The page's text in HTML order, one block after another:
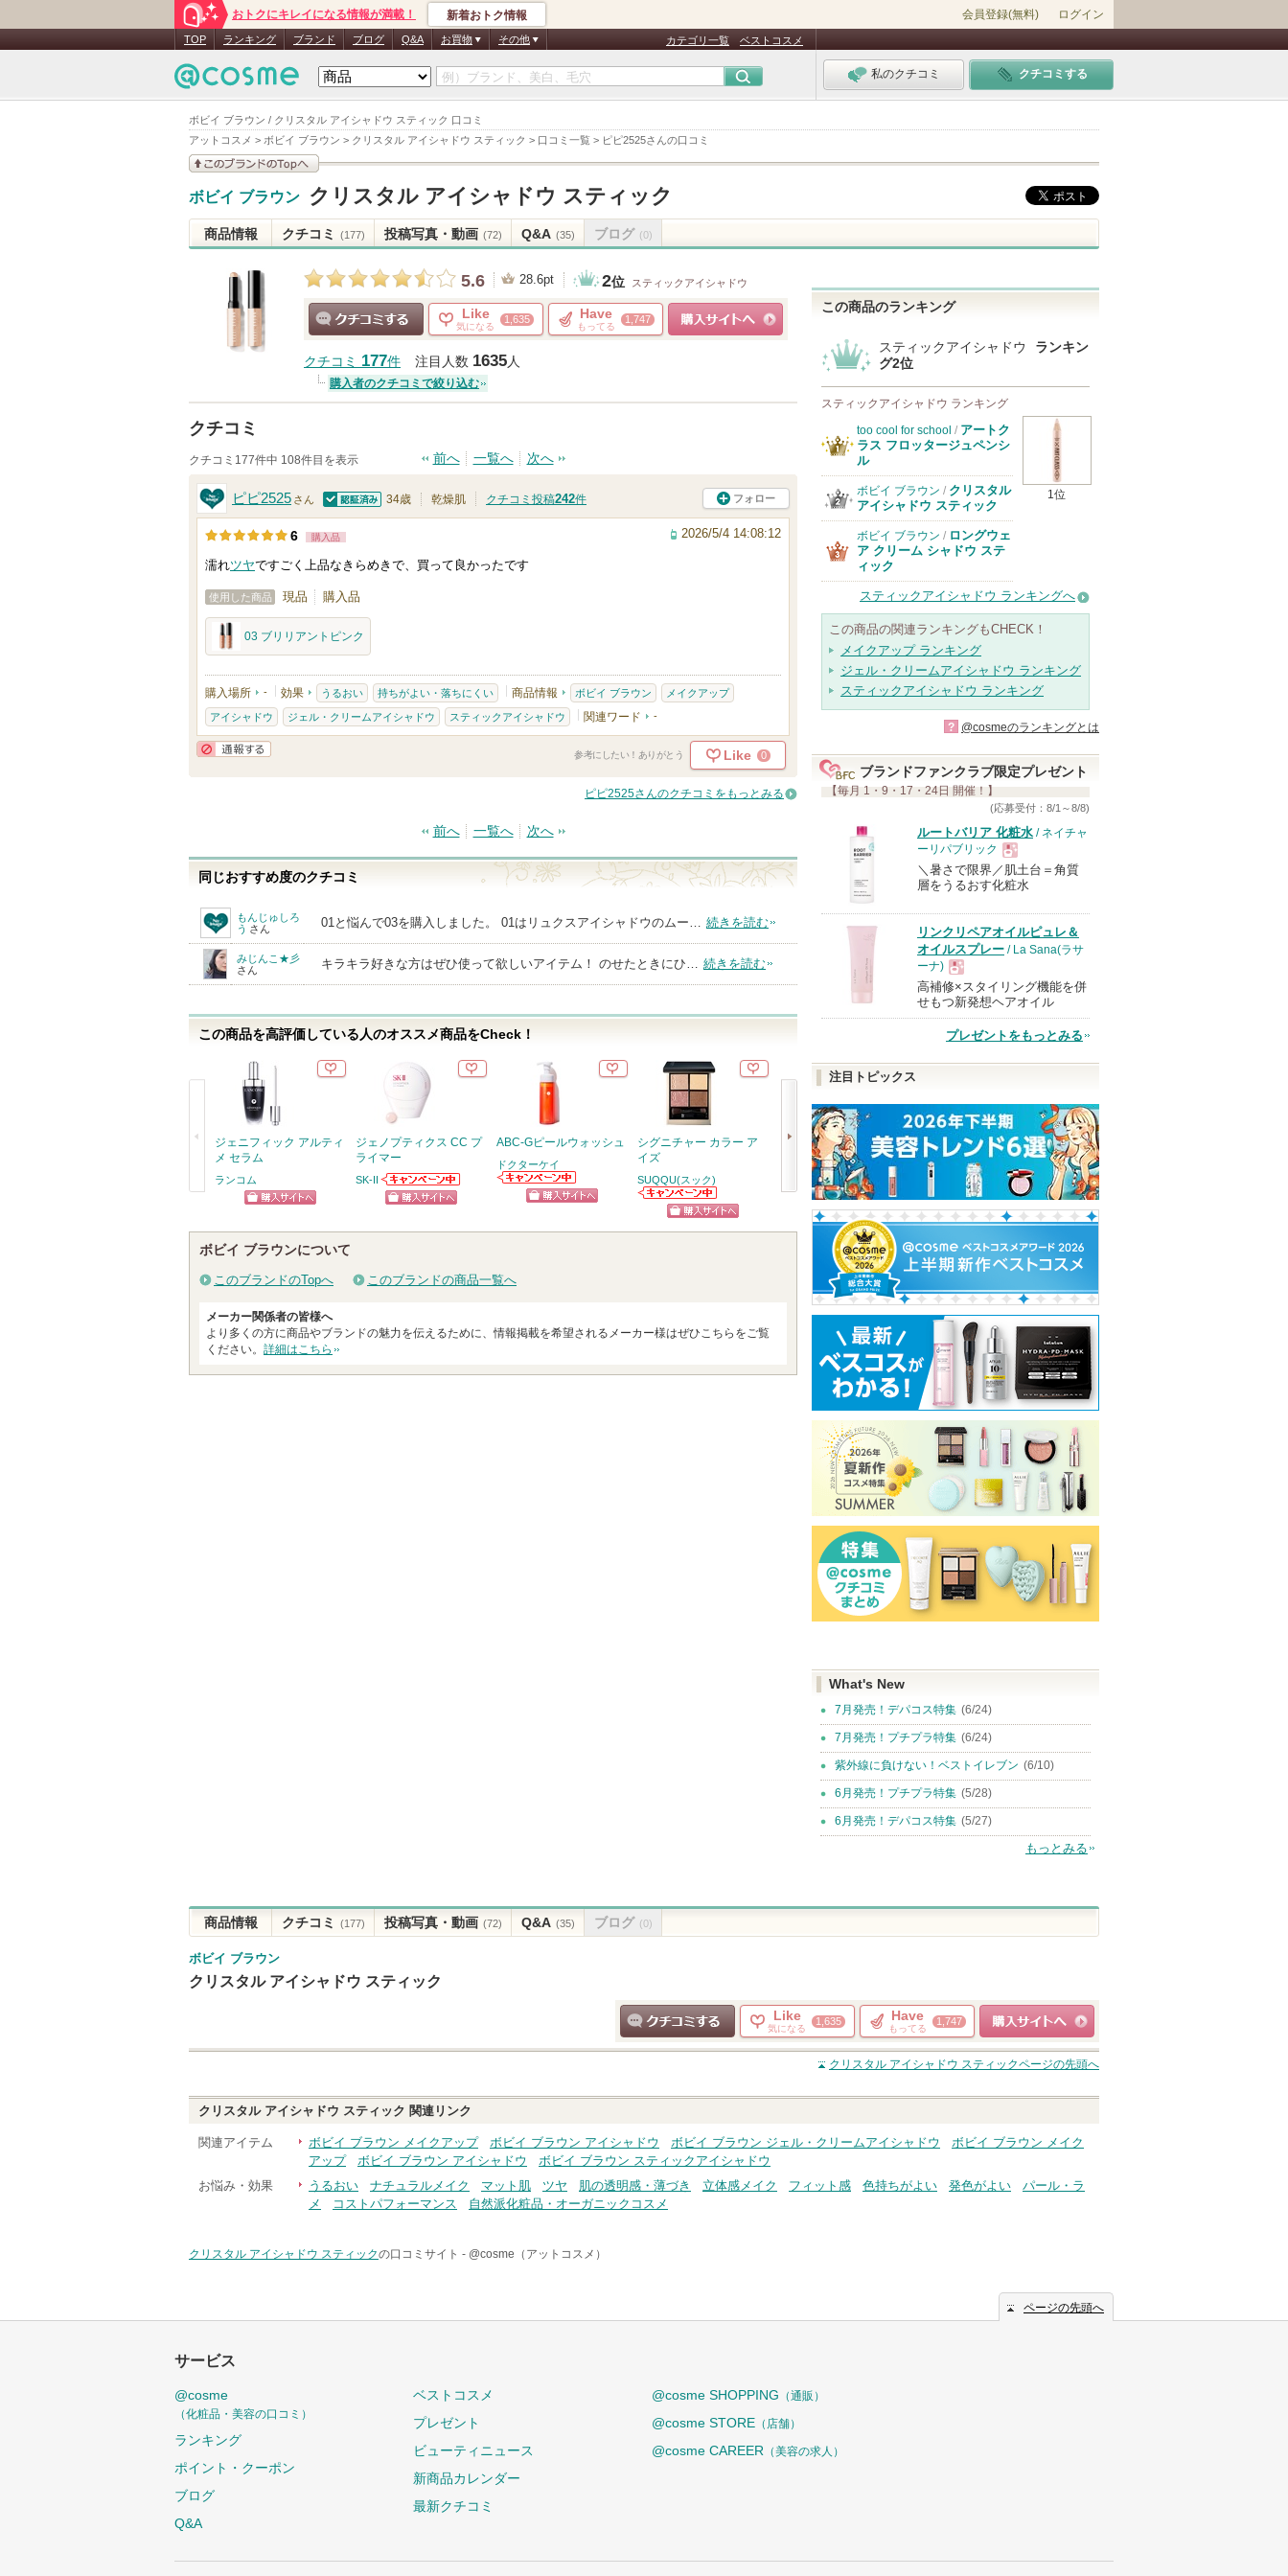
ボビイ ブラウン / クリスタル アイシャドウ スティック 口コミ
アットコスメ > ボビイ ブラウン > クリスタル アイシャドウ スティック > 口コミ一覧 > ピピ2525さんの口コミ
おトクにキレイになる情報が満載！ 新着おトク情報 会員登録(無料) ログイン
TOP ランキング ブランド ブログ Q&A お買物 その他 カテゴリ一覧 ベストコスメ
私のクチコミ クチコミする
ボビイ ブラウン クリスタル アイシャドウ スティック
商品情報 クチコミ (177) 投稿写真・動画 (72) Q&A (35) ブログ (0)
5.6 28.6pt 2位 スティックアイシャドウ
Like
気になる
1,635 Have
もってる
1,747
クチコミ 177件 注目人数 1635人
購入者のクチコミで絞り込む
クチコミ
クチコミ177件中 108件目を表示 前へ 一覧へ 次へ
ピピ2525 さん
認証済
34歳 乾燥肌 クチコミ投稿242件 フォロー
6 購入品 2026/5/4 14:08:12
濡れツヤですごく上品なきらめきで、買って良かったです
使用した商品 現品 購入品
03 ブリリアントピンク
購入場所 - 効果 うるおい 持ちがよい・落ちにくい 商品情報 ボビイ ブラウン メイクアップ
アイシャドウ ジェル・クリームアイシャドウ スティックアイシャドウ 関連ワード -
参考にしたい！ありがとう Like 0
ピピ2525さんのクチコミをもっとみる
前へ 一覧へ 次へ
同じおすすめ度のクチコミ
もんじゅしろ
う さん 01と悩んで03を購入しました。 01はリュクスアイシャドウのムー… 続きを読む
みじんこ★彡
さん
キラキラ好きな方はぜひ使って欲しいアイテム！ のせたときにひ… 続きを読む
この商品を高評価している人のオススメ商品をCheck！
る
へ
ジェニフィック アルティ
メ セラム
ランコム
グサイトへ
ジェノプティクス CC プ
ライマー
SK-II
SK-IIからのお知
らせがあります
ABC-Gピールウォッシュ
ドクターケイ
ドクターケイか
らのお知らせが
シグニチャー カラー ア
イズ
SUQQU(スック)
SUQQU(スック)
からのお知らせ
がありますショッピン
ブラーリング カラー ブ
ラッシュ
SUQQU(スック)
からのお知らせ
がありますショッピン
グサイトへ
RMK デューイーメルト
リップカラー
RMK
ショッピン
グサイトへ
クリーミータッチライナ
ー
キャンメイク
ショッピン
ボビイ ブラウンについて
このブランドのTopへ このブランドの商品一覧へ
メーカー関係者の皆様へ
より多くの方に商品やブランドの魅力を伝えるために、情報掲載を希望されるメーカー様はぜひこちらをご覧
ください。 詳細はこちら
この商品のランキング
スティックアイシャドウ
ランキン
グ2位
スティックアイシャドウ ランキング
1位
too cool for school / アートク
ラス フロッタージュペンシ
ル
ボビイ ブラウン / クリスタル
アイシャドウ スティック
ボビイ ブラウン / ロングウェ
ア クリーム シャドウ ステ
ィック
スティックアイシャドウ ランキングへ
この商品の関連ランキングもCHECK！
メイクアップ ランキング
ジェル・クリームアイシャドウ ランキング
スティックアイシャドウ ランキング
? @cosmeのランキングとは
ブランドファンクラブ限定プレゼント
【毎月 1・9・17・24日 開催！】
(応募受付：8/1～8/8)
ルートバリア 化粧水 / ネイチャ
ーリパブリック
現
品
＼暑さで限界／肌土台＝角質
層をうるおす化粧水
リンクリペアオイルピュレ＆
オイルスプレー / La Sana(ラサ
ーナ)
現
品
高補修×スタイリング機能を併
せもつ新発想ヘアオイル
プレゼントをもっとみる
注目トピックス
What's New
7月発売！デパコス特集 (6/24)
7月発売！プチプラ特集 (6/24)
紫外線に負けない！ベストイレブン (6/10)
6月発売！プチプラ特集 (5/28)
6月発売！デパコス特集 (5/27)
もっとみる
商品情報 クチコミ (177) 投稿写真・動画 (72) Q&A (35) ブログ (0)
ボビイ ブラウン
クリスタル アイシャドウ スティック
クチコミする
Like
気になる
1,635 Have
もってる
1,747
ショッピングサイト
へ
クリスタル アイシャドウ スティックページの先頭へ
クリスタル アイシャドウ スティック 関連リンク
関連アイテム ボビイ ブラウン メイクアップ ボビイ ブラウン アイシャドウ ボビイ ブラウン ジェル・クリームアイシャドウ
ボビイ ブラウン メイク
アップ
ボビイ ブラウン アイシャドウ
ボビイ ブラウン スティックアイシャドウ
お悩み・効果
うるおい ナチュラルメイク マット肌 ツヤ 肌の透明感・薄づき 立体感メイク フィット感 色持ちがよい 発色がよい
パール・ラ
メ
コストパフォーマンス 自然派化粧品・オーガニックコスメ
クリスタル アイシャドウ スティックの口コミサイト - @cosme（アットコスメ）
ページの先頭へ
サービス
@cosme
（化粧品・美容の口コミ）
ランキング
ポイント・クーポン
ブログ
Q&A
ベストコスメ
プレゼント
ビューティニュース
新商品カレンダー
最新クチコミ
@cosme SHOPPING （通販）
@cosme STORE （店舗）
@cosme CAREER （美容の求人）